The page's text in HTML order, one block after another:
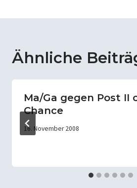
Ähnliche
Ma/Ga gegen Post II
Chance
16. November 2008